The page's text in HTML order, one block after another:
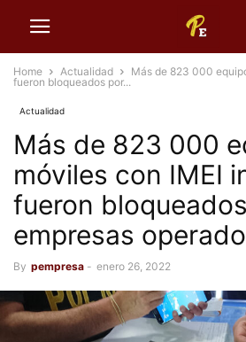
Home Actualidad
Más de 823 000
fueron bloqueados por...
Actualidad
Más de 823 000
móviles con IMEI
fueron
empresas
By pempresa - enero 26, 2022